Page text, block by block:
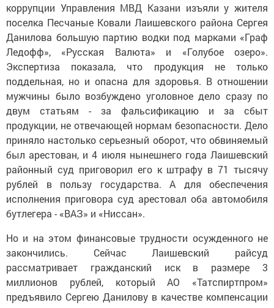
коррупции Управления МВД Казани изъяли у жителя
поселка Песчаные Ковали Лаишевского района Сергея
Данилова большую партию водки под марками «Граф
Ледофф», «Русская Валюта» и «Голубое озеро».
Экспертиза показала, что продукция не только
поддельная, но и опасна для здоровья. В отношении
мужчины было возбуждено уголовное дело сразу по
двум статьям - за фальсификацию и за сбыт
продукции, не отвечающей нормам безопасности. Дело
приняло настолько серьезный оборот, что обвиняемый
был арестован, и 4 июля нынешнего года Лаишевский
районный суд приговорил его к штрафу в 71 тысячу
рублей в пользу государства. А для обеспечения
исполнения приговора суд арестовал оба автомобиля
бутлегера - «ВАЗ» и «Ниссан».
Но и на этом финансовые трудности осужденного не
закончились. Сейчас Лаишевский райсуд
рассматривает гражданский иск в размере 3
миллионов рублей, который АО «Татспиртпром»
предъявило Сергею Данилову в качестве компенсации